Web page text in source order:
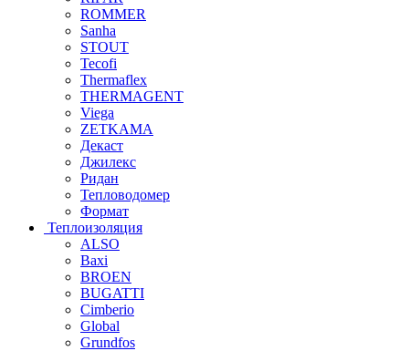
ROMMER
Sanha
STOUT
Tecofi
Thermaflex
THERMAGENT
Viega
ZETKAMA
Декаст
Джилекс
Ридан
Тепловодомер
Формат
Теплоизоляция
ALSO
Baxi
BROEN
BUGATTI
Cimberio
Global
Grundfos